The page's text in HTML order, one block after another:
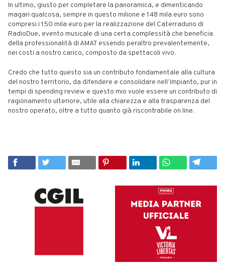
In ultimo, giusto per completare la panoramica, e dimenticando
magari qualcosa, sempre in questo milione e 148 mila euro sono
compresi i 150 mila euro per la realizzazione del Caterraduno di
RadioDue, evento musicale di una certa complessità che beneficia
della professionalità di AMAT essendo peraltro prevalentemente,
nei costi a nostro carico, composto da spettacoli vivo.
Credo che tutto questo sia un contributo fondamentale alla cultura
del nostro territorio, da difendere e consolidare nell’impianto, pur in
tempi di spending review e questo mio vuole essere un contributo di
ragionamento ulteriore, utile alla chiarezza e alla trasparenza del
nostro operato, oltre a tutto quanto già riscontrabile on line.